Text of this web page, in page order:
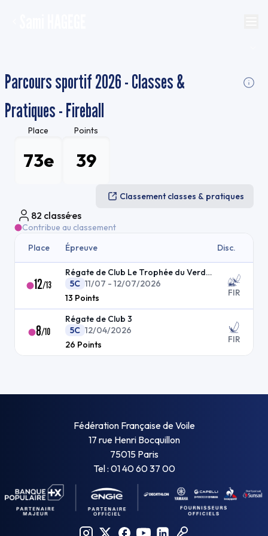
Parcours sportif 2026 - Classes &
Pratiques - Fireball
Place
73e
Points
39
Classement classes & pratiques
82 classé·es
Contribue au classement
Place
Épreuve Disc.
12/13
Régate de Club Le Trophée du Verdon
5C 11/07 - 12/07/2026
13 Points FIR
8/10
Régate de Club 3
5C 12/04/2026
26 Points FIR
Fédération Française de Voile
17 rue Henri Bocquillon
75015 Paris
Tel : 01 40 60 37 00